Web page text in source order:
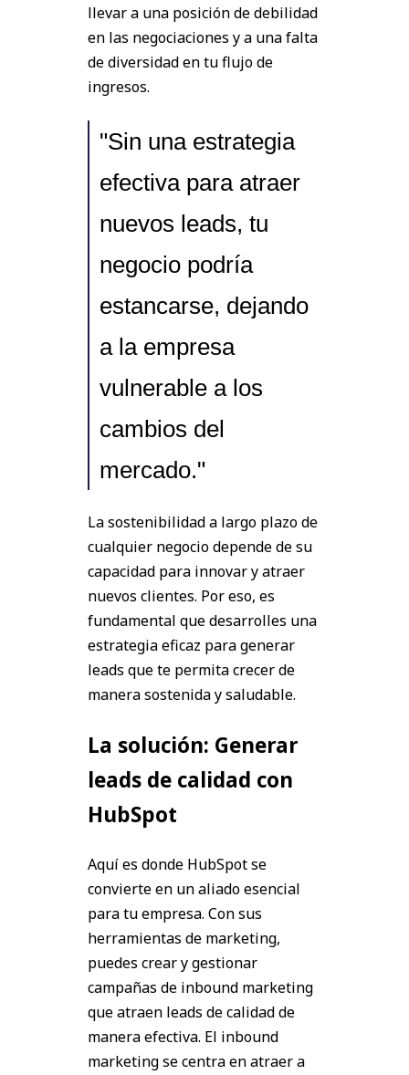
llevar a una posición de debilidad
en las negociaciones y a una falta
de diversidad en tu flujo de
ingresos.
"Sin una estrategia
efectiva para atraer
nuevos leads, tu
negocio podría
estancarse, dejando
a la empresa
vulnerable a los
cambios del
mercado."
La sostenibilidad a largo plazo de
cualquier negocio depende de su
capacidad para innovar y atraer
nuevos clientes. Por eso, es
fundamental que desarrolles una
estrategia eficaz para generar
leads que te permita crecer de
manera sostenida y saludable.
La solución: Generar
leads de calidad con
HubSpot
Aquí es donde HubSpot se
convierte en un aliado esencial
para tu empresa. Con sus
herramientas de marketing,
puedes crear y gestionar
campañas de inbound marketing
que atraen leads de calidad de
manera efectiva. El inbound
marketing se centra en atraer a